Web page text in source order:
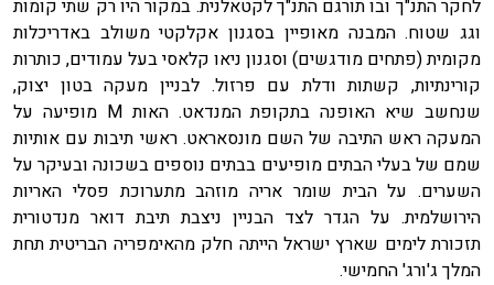
לחקר התנ"ך ובו תורגם התנ"ך לקטאלנית. במקור היו רק שתי קומות
וגג שטוח. המבנה מאופיין בסגנון אקלקטי משולב באדריכלות
מקומית (פתחים מודגשים) וסגנון ניאו קלאסי בעל עמודים, כותרות
קורינתיות, קשתות ודלת עם פרזול. לבניין מעקה בטון יצוק,
שנחשב שיא האופנה בתקופת המנדאט. האות M מופיעה על
המעקה ראש התיבה של השם מונסאראט. ראשי תיבות עם אותיות
שמם של בעלי הבתים מופיעים בבתים נוספים בשכונה ובעיקר על
השערים. על הבית שומר אריה מוזהב מתערוכת פסלי האריות
הירושלמית. על הגדר לצד הבניין ניצבת תיבת דואר מנדטורית
תזכורת לימים שארץ ישראל הייתה חלק מהאימפריה הבריטית תחת
המלך ג'ורג' החמישי.